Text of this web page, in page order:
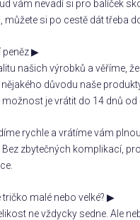
vám nevadí si pro balíček
můžete si po cestě dát třeba
peněz▶
našich výrobků a věříme,
důvodu naše
je vrátit do 14 dnů od
rychle a vrátíme vám
zbytečných komplikací,
malé nebo velké? ▶
ne vždycky sedne. Ale